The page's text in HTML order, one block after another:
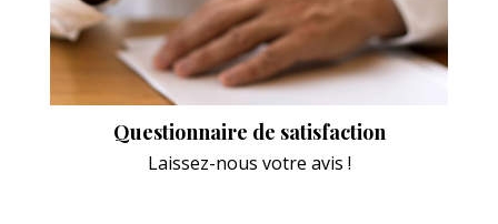
Questionnaire de satisfaction
Laissez-nous votre avis !